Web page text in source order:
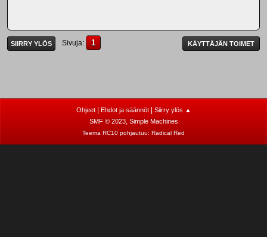
SIIRRY YLÖS Sivuja 1 KÄYTTÄJÄN TOIMET
Ohjeet| Ehdot ja säännöt| Siirry ylös ▲
SMF © 2023, Simple Machines
Teema RC10 pohjautuu: Radical Red